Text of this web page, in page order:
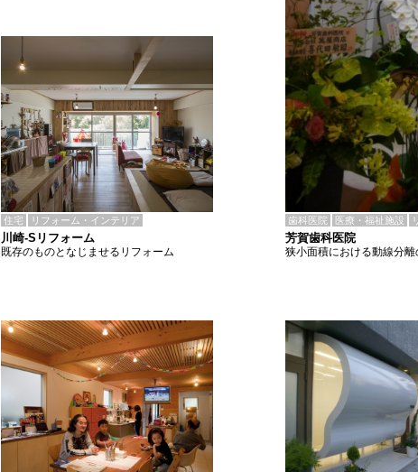
住宅 リフォーム・インテリア
川崎-Sリフォーム
既存のものとなじませるリフォーム
歯科医院 医療・福祉施設
芳賀歯科医院
狭小面積における動線分